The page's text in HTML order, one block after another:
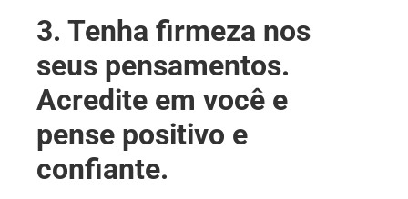
3. Tenha firmeza nos
seus pensamentos.
Acredite em você e
pense positivo e
confiante.